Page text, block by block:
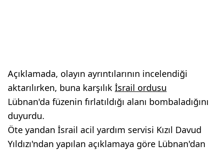
Açıklamada, olayın ayrıntılarının incelendiği
aktarılırken, buna karşılık İsrail ordusu
Lübnan'da füzenin fırlatıldığı alanı bombaladığını
duyurdu.
Öte yandan İsrail acil yardım servisi Kızıl Davud
Yıldızı'ndan yapılan açıklamaya göre Lübnan'dan